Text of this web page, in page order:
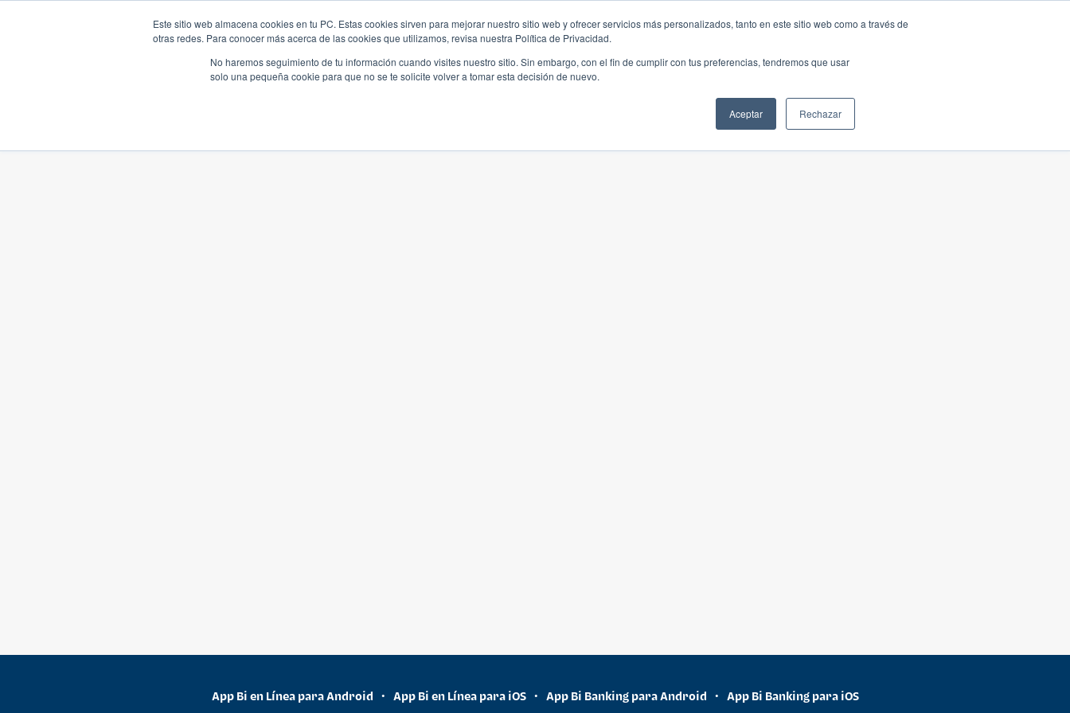
Este sitio web almacena cookies en tu PC. Estas cookies sirven para mejorar nuestro sitio web y ofrecer servicios más personalizados, tanto en este sitio web como a través de
otras redes. Para conocer más acerca de las cookies que utilizamos, revisa nuestra Política de Privacidad.
No haremos seguimiento de tu información cuando visites nuestro sitio. Sin embargo, con el fin de cumplir con tus preferencias, tendremos que usar
solo una pequeña cookie para que no se te solicite volver a tomar esta decisión de nuevo.
Aceptar Rechazar
App Bi en Línea para Android • App Bi en Línea para iOS • App Bi Banking para Android • App Bi Banking para iOS